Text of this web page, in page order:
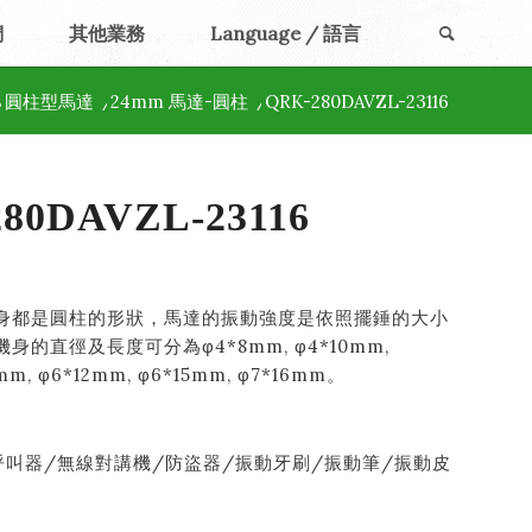
其他業務 Language / 語言
圓柱型馬達 /24mm 馬達-圓柱 /QRK-280DAVZL-23116
23116
都是圓柱的形狀，馬達的振動強度是依照擺錘的大小
身的直徑及長度可分為φ4*8mm, φ4*10mm,
φ6*12mm, φ6*15mm, φ7*16mm。
叫器/無線對講機/防盜器/振動牙刷/振動筆/振動皮